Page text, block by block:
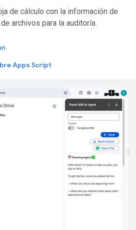
de cálculo con la información de
archivos para la auditoría.
Apps Script